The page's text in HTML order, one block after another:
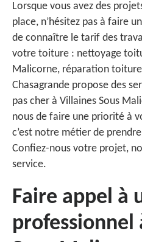
Lorsque vous avez des
place, n’hésitez pas à faire
de connaître le tarif des
votre toiture : nettoyage
Malicorne, réparation
Chasagrande propose des
pas cher à Villaines Sous
nous de faire une priorité à
c’est notre métier de
Confiez-nous votre projet,
service.
Faire appel à
professionnel